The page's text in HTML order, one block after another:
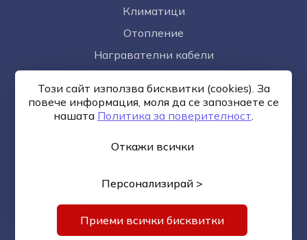
Климатици
Отопление
Награвателни кабели
Фотоволтаици
© —2026
Карта на сайта
Изработка на сайт върху Creativiso® Xpress™
1 EUR = 1.95583 BGN
Този сайт използва бисквитки (cookies). За
повече информация, моля да се запознаете се
нашaтa Политика за поверителност.
Откажи всички
Персонализирай >
Приеми всички бисквитки